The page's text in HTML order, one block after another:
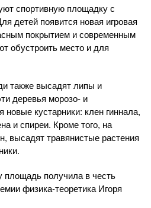
спортивную площадку с
детей появится новая игровая
покрытием и современным
обустроить место и для
также высадят липы и
деревья морозо- и
новые кустарники: клен гиннала,
и спиреи. Кроме того, на
высадят травянистые растения
площадь получила в честь
физика-теоретика Игоря